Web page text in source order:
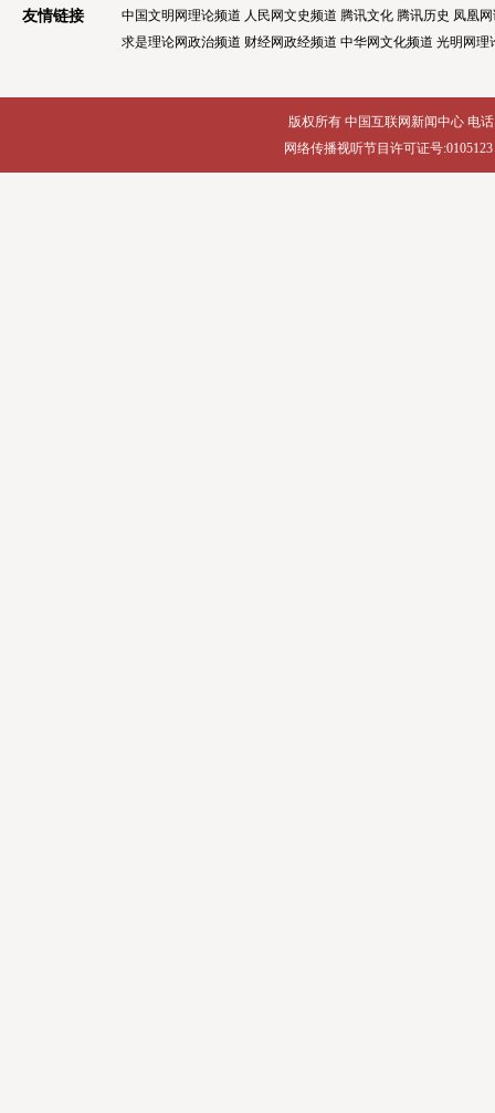
友情链接 中国文明网理论频道 人民网文史频道 腾讯文化 腾讯历史 凤凰
求是理论网政治频道 财经网政经频道 中华网文化频道 光明网理
版权所有 中国互联网新闻中心 电话
网络传播视听节目许可证号